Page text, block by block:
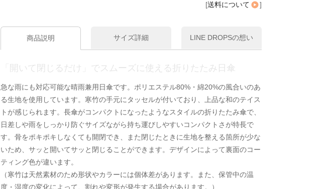
[送料について ]
商品説明 サイズ詳細 LINE DROPSの想い
「開いて閉じるだけ」でスムーズに使える折りたたみ日傘
急な雨にも対応可能な晴雨兼用日傘です。ポリエステル80%・綿20%の風合いのあ
る生地を使用しています。寒竹の手元にタッセルが付いており、上品な和のテイス
トが感じられます。長傘がコンパクトになったようなスタイルの折りたたみ傘で、
日差しや雨をしっかり防ぐサイズながら持ち運びしやすいコンパクトさが特長で
す。骨をポキポキしなくても開閉でき、また閉じたときに生地を整える箇所が少な
いため、サッと開いてサッと閉じることができます。デザインによって裏面のコー
ティング色が違います。
（寒竹は天然素材のため形状やカラーには個体差があります。また、保管中の温
度・湿度の変化によって、割れや変形が発生する場合があります。）